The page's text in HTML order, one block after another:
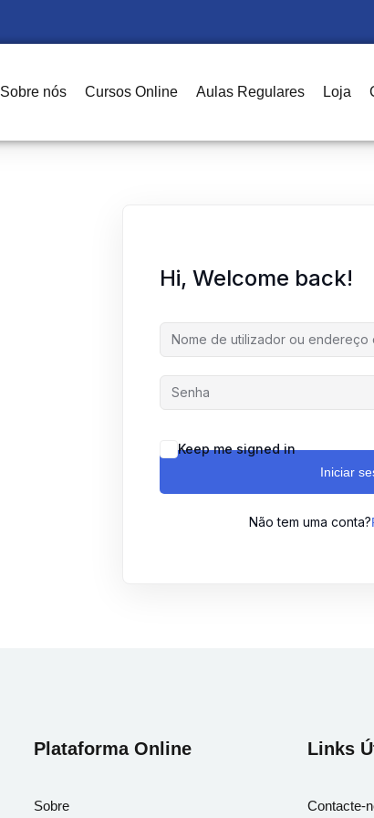
Sobre nós Cursos Online Aulas Regulares Loja
Hi, Welcome back!
Keep me signed in
Iniciar
Não tem uma conta?
Plataforma Online
Sobre
Links
Contacte-
Don’t have an